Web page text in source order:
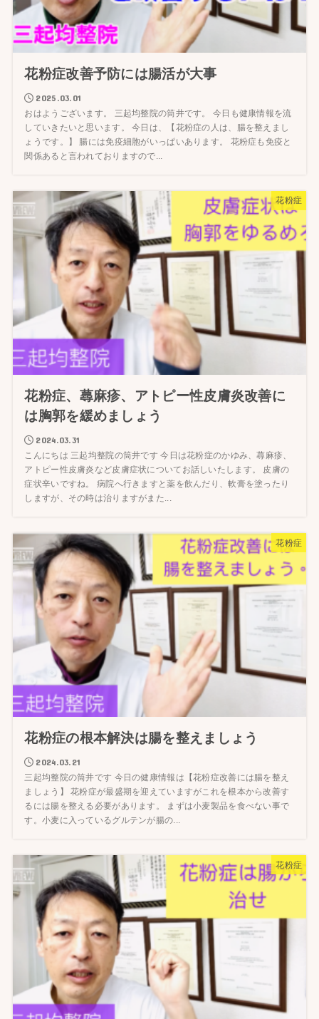
花粉症改善予防には腸活が大事
2025.03.01
おはようございます。 三起均整院の筒井です。 今日も健康情報を流
していきたいと思います。 今日は、【花粉症の人は、腸を整えまし
ょうです。】 腸には免疫細胞がいっぱいあります。 花粉症も免疫と
関係あると言われておりますので...
花粉症
花粉症、蕁麻疹、アトピー性皮膚炎改善に
は胸郭を緩めましょう
2024.03.31
こんにちは 三起均整院の筒井です 今日は花粉症のかゆみ、蕁麻疹、
アトピー性皮膚炎など皮膚症状についてお話しいたします。 皮膚の
症状辛いですね。 病院へ行きますと薬を飲んだり、軟膏を塗ったり
しますが、その時は治りますがまた...
花粉症
花粉症の根本解決は腸を整えましょう
2024.03.21
三起均整院の筒井です 今日の健康情報は【花粉症改善には腸を整え
ましょう】 花粉症が最盛期を迎えていますがこれを根本から改善す
るには腸を整える必要があります。 まずは小麦製品を食べない事で
す。小麦に入っているグルテンが腸の...
花粉症